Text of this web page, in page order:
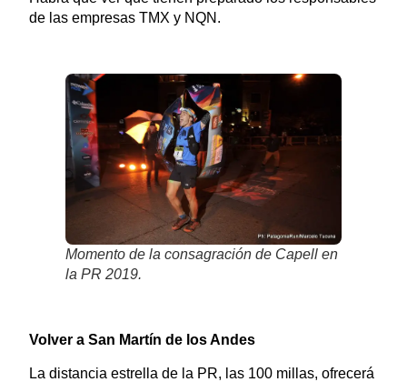
de las empresas TMX y NQN.
Momento de la consagración de Capell en
la PR 2019.
Volver a San Martín de los Andes
La distancia estrella de la PR, las 100 millas, ofrecerá